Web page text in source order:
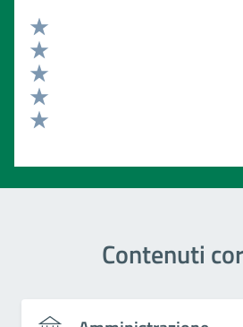
Valuta 5 stelle su 5
Valuta 4 stelle su 5
Valuta 3 stelle su 5
Valuta 2 stelle su 5
Contenuti